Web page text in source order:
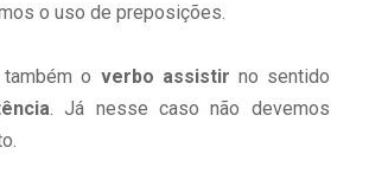
o uso de preposições.
o verbo assistir no sentido
. Já nesse caso não devemos